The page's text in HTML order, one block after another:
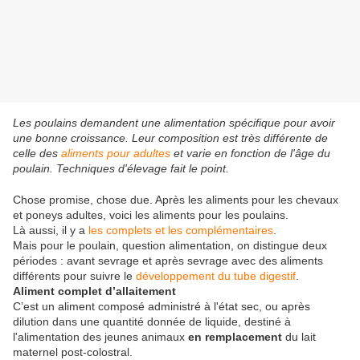
Les poulains demandent une alimentation spécifique pour avoir
une bonne croissance. Leur composition est très différente de
celle des aliments pour adultes et varie en fonction de l'âge du
poulain. Techniques d'élevage fait le point.
Chose promise, chose due. Après les aliments pour les chevaux
et poneys adultes, voici les aliments pour les poulains.
Là aussi, il y a les complets et les complémentaires
Mais pour le poulain, question alimentation, on distingue deux
périodes : avant sevrage et après sevrage avec des aliments
différents pour suivre le développement du tube digestif
Aliment complet d’allaitement
C’est un aliment composé administré à l'état sec, ou après
dilution dans une quantité donnée de liquide, destiné à
l'alimentation des jeunes animaux en remplacement du lait
maternel post-colostral.